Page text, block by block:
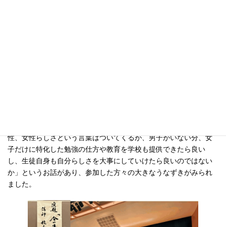
性、女性らしさという言葉はついてくるが、男子がいない分、女
子だけに特化した勉強の仕方や教育を学校も提供できたら良い
し、生徒自身も自分らしさを大事にしていけたら良いのではない
か」というお話があり、参加した方々の大きなうなずきがみられ
ました。